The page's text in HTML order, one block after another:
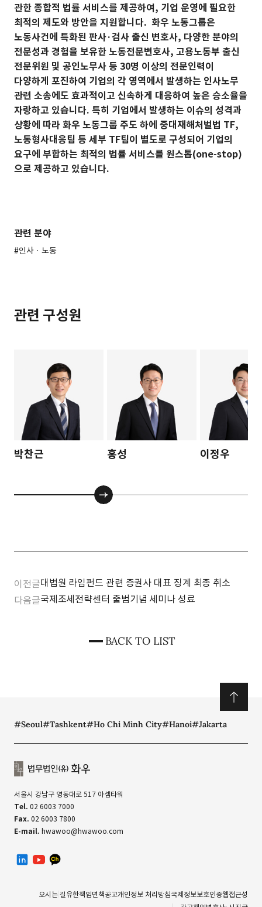
관한 종합적 법률 서비스를 제공하여, 기업 운영에 필요한
최적의 제도와 방안을 지원합니다. 화우 노동그룹은
노동사건에 특화된 판사·검사 출신 변호사, 다양한 분야의
전문성과 경험을 보유한 노동전문변호사, 고용노동부 출신
전문위원 및 공인노무사 등 30명 이상의 전문인력이
다양하게 포진하여 기업의 각 영역에서 발생하는 인사노무
관련 소송에도 효과적이고 신속하게 대응하여 높은 승소율을
자랑하고 있습니다. 특히 기업에서 발생하는 이슈의 성격과
상황에 따라 화우 노동그룹 주도 하에 중대재해처벌법 TF,
노동형사대응팀 등 세부 TF팀이 별도로 구성되어 기업의
요구에 부합하는 최적의 법률 서비스를 원스톱(one-stop)
으로 제공하고 있습니다.
관련 분야
#인사 · 노동
관련 구성원
박찬근 홍성 이정우
이전글대법원 라임펀드 관련 증권사 대표 징계 최종 취소
BACK TO LIST
다음글국제조세전략센터 출범기념 세미나 성료
#Seoul#Tashkent#Ho Chi Minh City#Hanoi#Jakarta
서울시 강남구 영동대로 517 아셈타워
Tel. 02 6003 7000
Fax. 02 6003 7800
E-mail. hwawoo@hwawoo.com
오시는 길 유한책임면책공고개인정보 처리방침국제정보보호인증웹접근성